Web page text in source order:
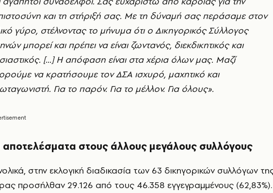
και τη στήριξή σας. Με τη δύναμή σας περάσαμε στον
γύρο, στέλνοντας το μήνυμα ότι ο Δικηγορικός Σύλλογος
μπορεί και πρέπει να είναι ζωντανός, διεκδικητικός και
[...] Η απόφαση είναι στα χέρια όλων μας. Μαζί
να κρατήσουμε τον ΔΣΑ ισχυρό, μαχητικό και
Για το παρόν. Για το μέλλον. Για όλους».
αποτελέσματα στους άλλους μεγάλους συλλόγους
στην εκλογική διαδικασία των 63 δικηγορικών συλλόγων
προσήλθαν 29.126 από τους 46.358 εγγεγραμμένους (62,83%).